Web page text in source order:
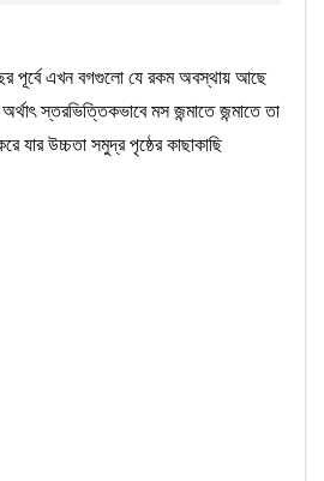
পূর্বে এখন বগগুলো যে রকম অবস্থায় আছে
স্তরভিত্তিকভাবে মস জন্মাতে জন্মাতে তা
যার উচ্চতা সমুদ্র পৃষ্ঠের কাছাকাছি